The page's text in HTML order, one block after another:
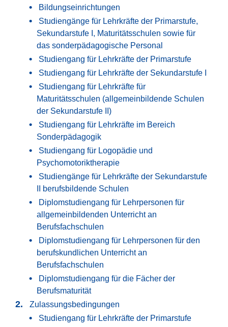
Bildungseinrichtungen
Studiengänge für Lehrkräfte der Primarstufe,
Sekundarstufe I, Maturitätsschulen sowie für
das sonderpädagogische Personal
Studiengang für Lehrkräfte der Primarstufe
Studiengang für Lehrkräfte der Sekundarstufe I
Studiengang für Lehrkräfte für
Maturitätsschulen (allgemeinbildende Schulen
der Sekundarstufe II)
Studiengang für Lehrkräfte im Bereich
Sonderpädagogik
Studiengang für Logopädie und
Psychomotoriktherapie
Studiengänge für Lehrkräfte der Sekundarstufe
II berufsbildende Schulen
Diplomstudiengang für Lehrpersonen für
allgemeinbildenden Unterricht an
Berufsfachschulen
Diplomstudiengang für Lehrpersonen für den
berufskundlichen Unterricht an
Berufsfachschulen
Diplomstudiengang für die Fächer der
Berufsmaturität
Zulassungsbedingungen
Studiengang für Lehrkräfte der Primarstufe